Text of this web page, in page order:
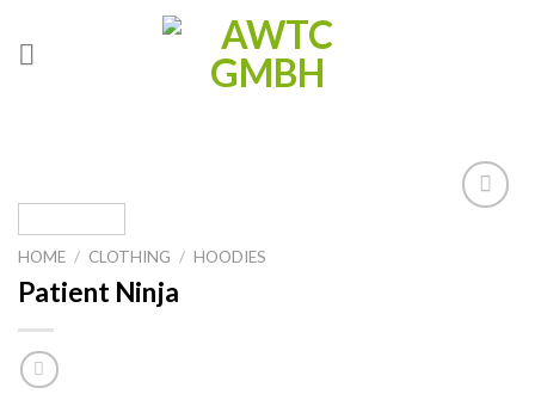
content
HOME / CLOTHING / HOODIES
Patient Ninja